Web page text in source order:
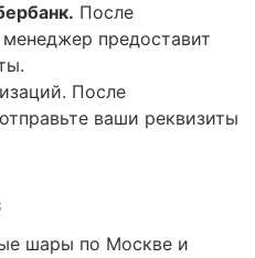
После
предоставит
После
ваши реквизиты
шары по Москве и